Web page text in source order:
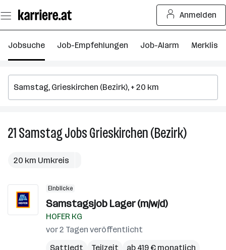
Seiteninhalt
springen
Anmelden
Jobsuche Job-Empfehlungen Job-Alarm Merkliste
21SamstagJobsGrieskirchen (Bezirk)21
20 km Umkreis
Einblicke
Samstagsjob Lager (m/w/d)
HOFER KG
vor 2 Tagen veröffentlicht
Sattledt
Teilzeit ab 419 € monatlich